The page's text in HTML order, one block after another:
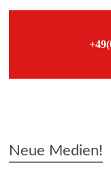
Neue Medien!